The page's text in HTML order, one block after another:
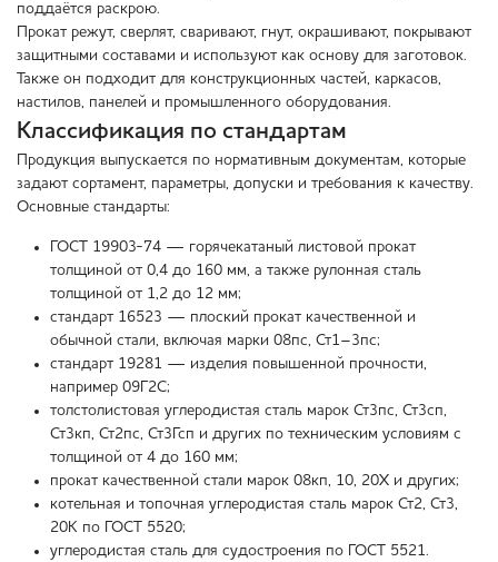
поддаётся раскрою.
Прокат режут, сверлят, сваривают, гнут, окрашивают, покрывают
защитными составами и используют как основу для заготовок.
Также он подходит для конструкционных частей, каркасов,
настилов, панелей и промышленного оборудования.
Классификация по стандартам
Продукция выпускается по нормативным документам, которые
задают сортамент, параметры, допуски и требования к качеству.
Основные стандарты:
ГОСТ 19903-74 — горячекатаный листовой прокат
толщиной от 0,4 до 160 мм, а также рулонная сталь
толщиной от 1,2 до 12 мм;
стандарт 16523 — плоский прокат качественной и
обычной стали, включая марки 08пс, Ст1–3пс;
стандарт 19281 — изделия повышенной прочности,
например 09Г2С;
толстолистовая углеродистая сталь марок Ст3пс, Ст3сп,
Ст3кп, Ст2пс, Ст3Гсп и других по техническим условиям с
толщиной от 4 до 160 мм;
прокат качественной стали марок 08кп, 10, 20Х и других;
котельная и топочная углеродистая сталь марок Ст2, Ст3,
20К по ГОСТ 5520;
углеродистая сталь для судостроения по ГОСТ 5521.